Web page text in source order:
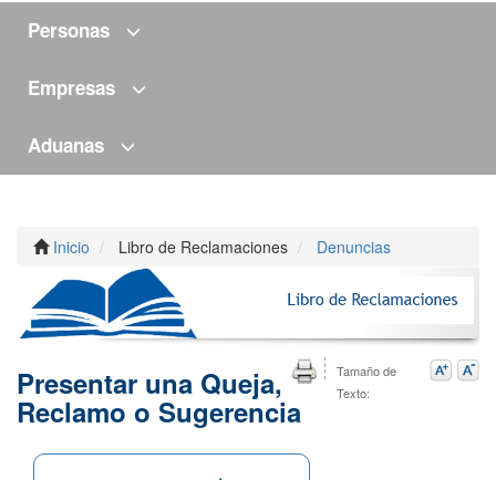
Personas
Empresas
Aduanas
Inicio Libro de Reclamaciones Denuncias
Tamaño de
Texto:
Presentar una Queja,
Reclamo o Sugerencia